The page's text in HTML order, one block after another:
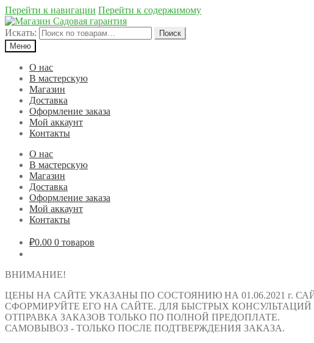
Перейти к навигации Перейти к содержимому
Искать:
Поиск
Меню
О нас
В мастерскую
Магазин
Доставка
Оформление заказа
Мой аккаунт
Контакты
О нас
В мастерскую
Магазин
Доставка
Оформление заказа
Мой аккаунт
Контакты
₽0.00 0 товаров
ВНИМАНИЕ!
ЦЕНЫ НА САЙТЕ УКАЗАНЫ ПО СОСТОЯНИЮ НА 01.06.2021 г.
СФОРМИРУЙТЕ ЕГО НА САЙТЕ. ДЛЯ БЫСТРЫХ КОНСУЛЬТАЦИЙ -
ОТПРАВКА ЗАКАЗОВ ТОЛЬКО ПО ПОЛНОЙ ПРЕДОПЛАТЕ.
САМОВЫВОЗ - ТОЛЬКО ПОСЛЕ ПОДТВЕРЖДЕНИЯ ЗАКАЗА.